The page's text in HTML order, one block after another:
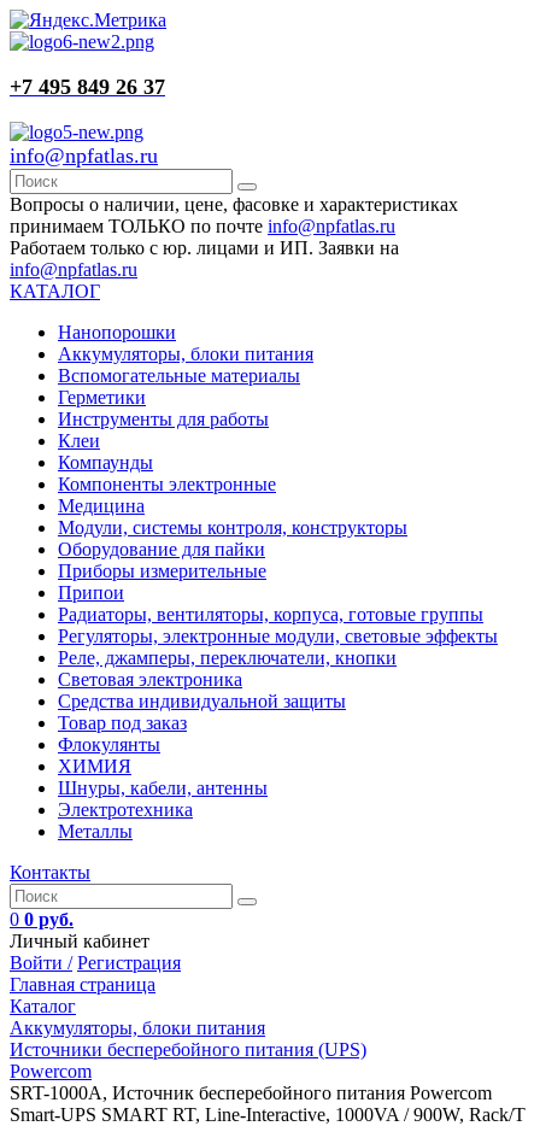
+7 495 849 26 37
info@npfatlas.ru
Вопросы о наличии, цене, фасовке и характеристиках
принимаем ТОЛЬКО по почте info@npfatlas.ru
Работаем только с юр. лицами и ИП. Заявки на
info@npfatlas.ru
КАТАЛОГ
Нанопорошки
Аккумуляторы, блоки питания
Вспомогательные материалы
Герметики
Инструменты для работы
Клеи
Компаунды
Компоненты электронные
Медицина
Модули, системы контроля, конструкторы
Оборудование для пайки
Приборы измерительные
Припои
Радиаторы, вентиляторы, корпуса, готовые группы
Регуляторы, электронные модули, световые эффекты
Реле, джамперы, переключатели, кнопки
Световая электроника
Средства индивидуальной защиты
Товар под заказ
Флокулянты
ХИМИЯ
Шнуры, кабели, антенны
Электротехника
Металлы
Контакты
0 0 руб.
Личный кабинет
Войти / Регистрация
Главная страница
Каталог
Аккумуляторы, блоки питания
Источники бесперебойного питания (UPS)
Powercom
SRT-1000A, Источник бесперебойного питания Powercom
Smart-UPS SMART RT, Line-Interactive, 1000VA / 900W, Rack/T